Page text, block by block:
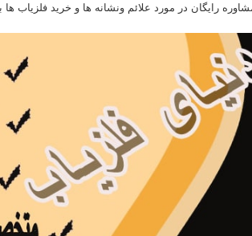
رایگان در مورد علائم ونشانه ها و خرید فلزیاب